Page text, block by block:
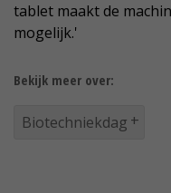
tablet maakt de
mogelijk.'
Bekijk meer over:
Biotechniekdag